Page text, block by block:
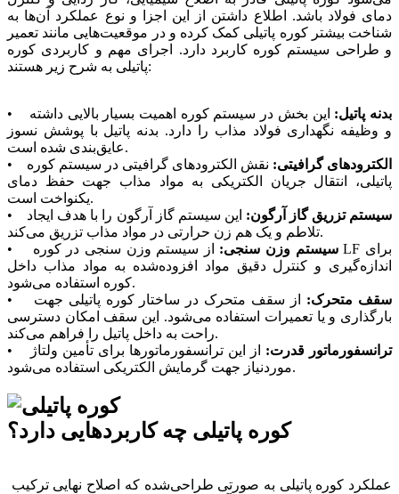
دمای فولاد باشد. اطلاع داشتن از این اجزا و نوع عملکرد آن‌ها به
شناخت بیشتر کوره پاتیلی کمک کرده و در موقعیت‌هایی مانند تعمیر
و طراحی سیستم کوره کاربرد دارد. اجرای مهم و کاربردی کوره
پاتیلی به شرح زیر هستند:
• بدنه پاتیل: این بخش در سیستم کوره اهمیت بسیار بالایی داشته
و وظیفه نگهداری فولاد مذاب را دارد. بدنه پاتیل با پوشش نسوز
عایق‌بندی شده است.
•
الکترودهای گرافیتی: نقش الکترودهای گرافیتی در سیستم کوره
پاتیلی، انتقال جریان الکتریکی به مواد مذاب جهت حفظ دمای
یکنواخت است.
•
سیستم تزریق گاز آرگون: این سیستم گاز آرگون را با هدف ایجاد
تلاطم و یک هم زن حرارتی در مواد مذاب تزریق می‌کند.
•
سیستم وزن سنجی: از سیستم وزن سنجی در کوره LF برای
اندازه‌گیری و کنترل دقیق مواد افزوده‌شده به مواد مذاب داخل
کوره استفاده می‌شود.
•
سقف متحرک: از سقف متحرک در ساختار کوره پاتیلی جهت
بارگذاری و یا تعمیرات استفاده می‌شود. این سقف امکان دسترسی
راحت به داخل پاتیل را فراهم می‌کند.
•
ترانسفورماتور قدرت: از این ترانسفورماتورها برای تأمین ولتاژ
موردنیاز جهت گرمایش الکتریکی استفاده می‌شود.
کوره پاتیلی چه کاربردهایی دارد؟